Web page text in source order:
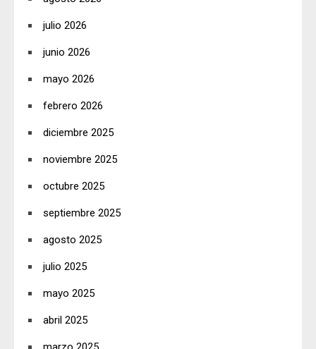
julio 2026
junio 2026
mayo 2026
febrero 2026
diciembre 2025
noviembre 2025
octubre 2025
septiembre 2025
agosto 2025
julio 2025
mayo 2025
abril 2025